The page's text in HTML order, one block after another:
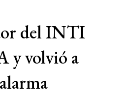
del INTI
y volvió a